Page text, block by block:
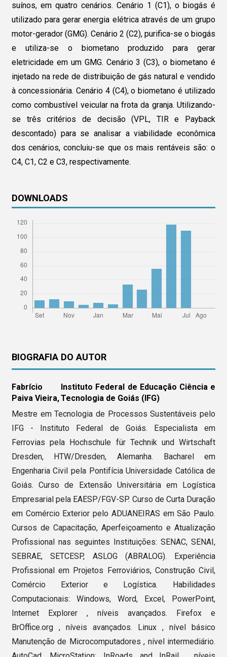
suínos, em quatro cenários. Cenário 1 (C1), o biogás é
utilizado para gerar energia elétrica através de um grupo
motor-gerador (GMG). Cenário 2 (C2), purifica-se o biogás
e utiliza-se o biometano produzido para gerar
eletricidade em um GMG. Cenário 3 (C3), o biometano é
injetado na rede de distribuição de gás natural e vendido
à concessionária. Cenário 4 (C4), o biometano é utilizado
como combustível veicular na frota da granja. Utilizando-
se três critérios de decisão (VPL, TIR e Payback
descontado) para se analisar a viabilidade econômica
dos cenários, concluiu-se que os mais rentáveis são: o
C4, C1, C2 e C3, respectivamente.
DOWNLOADS
BIOGRAFIA DO AUTOR
Fabrício
Paiva Vieira,
Instituto Federal de Educação Ciência e
Tecnologia de Goiás (IFG)
Mestre em Tecnologia de Processos Sustentáveis pelo
IFG - Instituto Federal de Goiás. Especialista em
Ferrovias pela Hochschule für Technik und Wirtschaft
Dresden, HTW/Dresden, Alemanha. Bacharel em
Engenharia Civil pela Pontifícia Universidade Católica de
Goiás. Curso de Extensão Universitária em Logística
Empresarial pela EAESP/FGV-SP. Curso de Curta Duração
em Comércio Exterior pelo ADUANEIRAS em São Paulo.
Cursos de Capacitação, Aperfeiçoamento e Atualização
Profissional nas seguintes Instituições: SENAC, SENAI,
SEBRAE, SETCESP, ASLOG (ABRALOG). Experiência
Profissional em Projetos Ferroviários, Construção Civil,
Comércio Exterior e Logística. Habilidades
Computacionais: Windows, Word, Excel, PowerPoint,
Internet Explorer , níveis avançados. Firefox e
BrOffice.org , níveis avançados. Linux , nível básico
Manutenção de Microcomputadores , nível intermediário.